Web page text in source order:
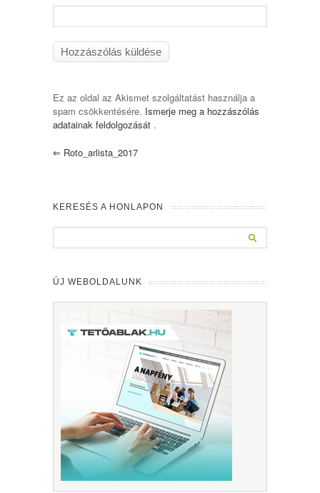
Ez az oldal az Akismet szolgáltatást használja a
spam csökkentésére. Ismerje meg a hozzászólás
adatainak feldolgozását .
⇐ Roto_arlista_2017
KERESÉS A HONLAPON
ÚJ WEBOLDALUNK